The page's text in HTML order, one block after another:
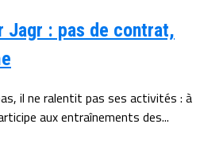
Jagr : pas de contrat,
il ne ralentit pas ses activités : à
aux entraînements des...